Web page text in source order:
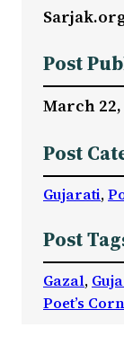
Post
March 22,
Post
Gujarati,
Post
Gazal,
Poet’s